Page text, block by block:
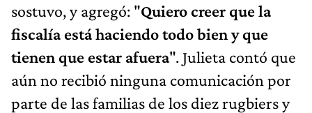
sostuvo, y agregó: "Quiero creer que la
fiscalía está haciendo todo bien y que
tienen que estar afuera". Julieta contó que
aún no recibió ninguna comunicación por
parte de las familias de los diez rugbiers y